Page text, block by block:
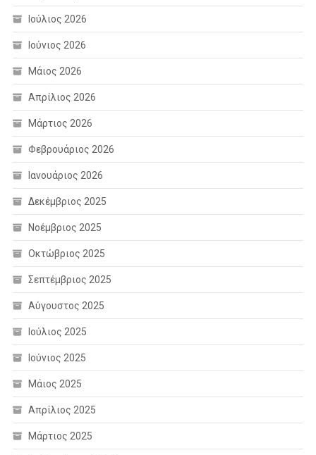
Ιούλιος 2026
Ιούνιος 2026
Μάιος 2026
Απρίλιος 2026
Μάρτιος 2026
Φεβρουάριος 2026
Ιανουάριος 2026
Δεκέμβριος 2025
Νοέμβριος 2025
Οκτώβριος 2025
Σεπτέμβριος 2025
Αύγουστος 2025
Ιούλιος 2025
Ιούνιος 2025
Μάιος 2025
Απρίλιος 2025
Μάρτιος 2025